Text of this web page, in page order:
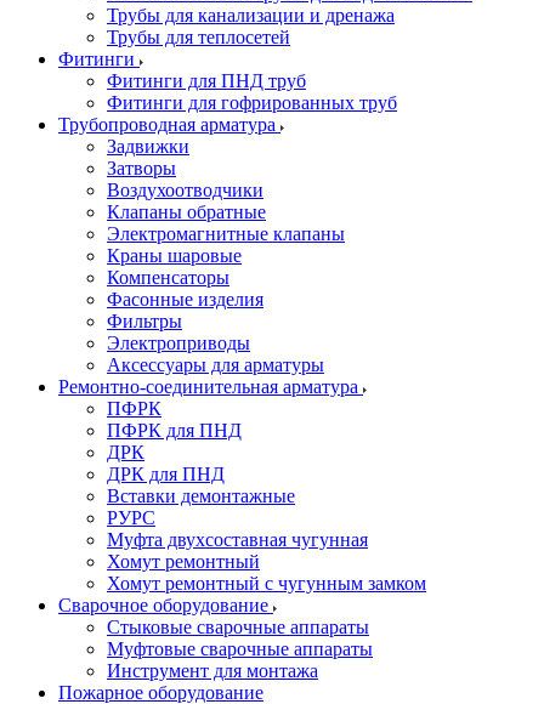
Трубы для канализации и дренажа
Трубы для теплосетей
Фитинги
Фитинги для ПНД труб
Фитинги для гофрированных труб
Трубопроводная арматура
Задвижки
Затворы
Воздухоотводчики
Клапаны обратные
Электромагнитные клапаны
Краны шаровые
Компенсаторы
Фасонные изделия
Фильтры
Электроприводы
Аксессуары для арматуры
Ремонтно-соединительная арматура
ПФРК
ПФРК для ПНД
ДРК
ДРК для ПНД
Вставки демонтажные
РУРС
Муфта двухсоставная чугунная
Хомут ремонтный
Хомут ремонтный с чугунным замком
Сварочное оборудование
Стыковые сварочные аппараты
Муфтовые сварочные аппараты
Инструмент для монтажа
Пожарное оборудование